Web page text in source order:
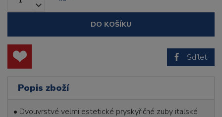
DO KOŠÍKU
Sdílet
Popis zboží
• Dvouvrstvé velmi estetické pryskyřičné zuby italské